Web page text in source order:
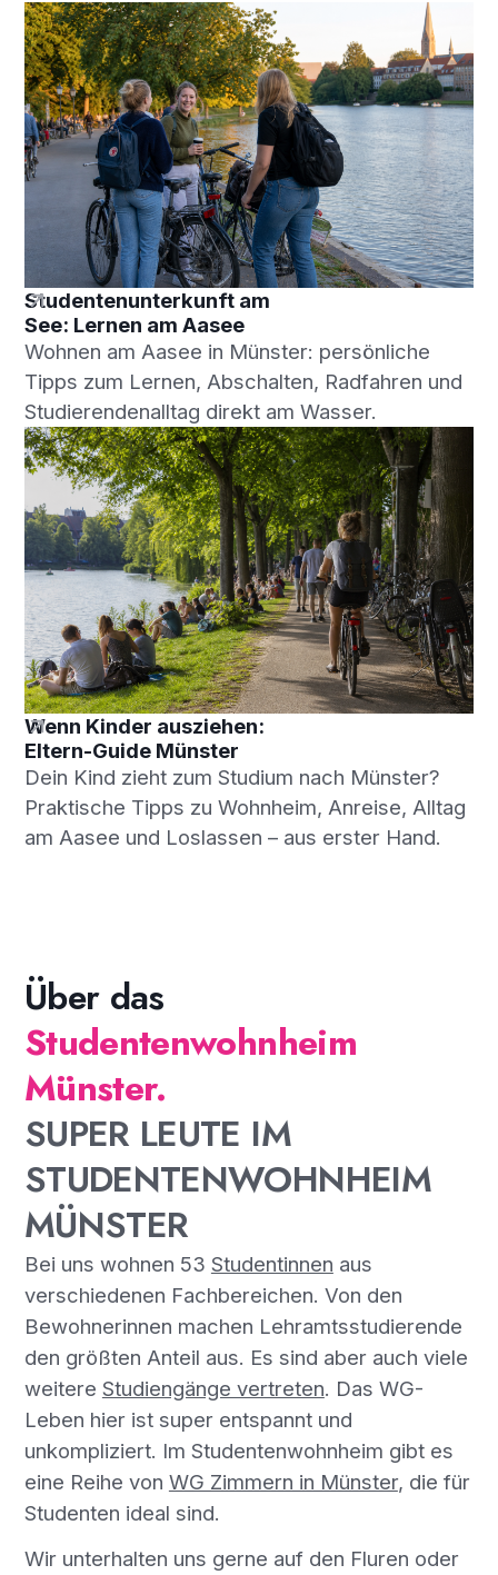
Studentenunterkunft am
See: Lernen am Aasee
Wohnen am Aasee in Münster: persönliche
Tipps zum Lernen, Abschalten, Radfahren und
Studierendenalltag direkt am Wasser.
Wenn Kinder ausziehen:
Eltern-Guide Münster
Dein Kind zieht zum Studium nach Münster?
Praktische Tipps zu Wohnheim, Anreise, Alltag
am Aasee und Loslassen – aus erster Hand.
Über das
Studentenwohnheim
Münster.
SUPER LEUTE IM
STUDENTENWOHNHEIM
MÜNSTER
Bei uns wohnen 53 Studentinnen aus
verschiedenen Fachbereichen. Von den
Bewohnerinnen machen Lehramtsstudierende
den größten Anteil aus. Es sind aber auch viele
weitere Studiengänge vertreten. Das WG-
Leben hier ist super entspannt und
unkompliziert. Im Studentenwohnheim gibt es
eine Reihe von WG Zimmern in Münster, die für
Studenten ideal sind.
Wir unterhalten uns gerne auf den Fluren oder